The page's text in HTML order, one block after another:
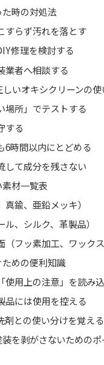
時の対処法
すらず汚れを落とす
修理を検討する
業者へ相談する
いオキシクリーンの
場所」でテストする
する
6時間以内にとどめる
して成分を残さない
材一覧表
鍮、亜鉛メッキ）
、シルク、革製品）
フッ素加工、ワックス
めの便利知識
使用上の注意」を読み
品には使用を控える
剤との使い分けを覚える
を剥がさないための